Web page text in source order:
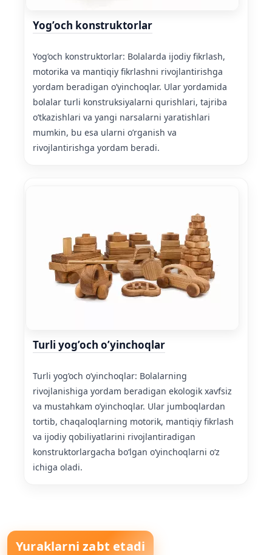
Yog’och konstruktorlar
Yog’och konstruktorlar: Bolalarda ijodiy fikrlash,
motorika va mantiqiy fikrlashni rivojlantirishga
yordam beradigan o’yinchoqlar. Ular yordamida
bolalar turli konstruksiyalarni qurishlari, tajriba
o’tkazishlari va yangi narsalarni yaratishlari
mumkin, bu esa ularni o’rganish va
rivojlantirishga yordam beradi.
Turli yog’och o’yinchoqlar
Turli yog’och o’yinchoqlar: Bolalarning
rivojlanishiga yordam beradigan ekologik xavfsiz
va mustahkam o’yinchoqlar. Ular jumboqlardan
tortib, chaqaloqlarning motorik, mantiqiy fikrlash
va ijodiy qobiliyatlarini rivojlantiradigan
konstruktorlargacha boʻlgan oʻyinchoqlarni oʻz
ichiga oladi.
Yuraklarni zabt etadi